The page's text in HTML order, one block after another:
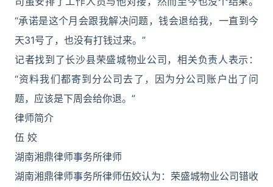
“承诺是这个月会跟我解决问题，钱会退给我，一直到今
天31号了，也没有打钱过来。”
记者找到了长沙县荣盛城物业公司，相关负责人表示：
“资料我们都寄到分公司去了，因为分公司账户出了问
题，应该是下周会给你退。”
律师简介
伍 姣
湖南湘鼎律师事务所律师
湖南湘鼎律师事务所律师伍姣认为：荣盛城物业公司错收